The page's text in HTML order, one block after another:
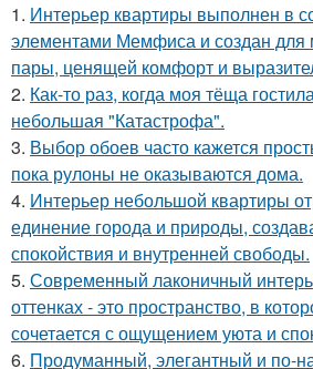
1. Интерьер квартиры выполнен в
элементами Мемфиса и создан для
пары, ценящей комфорт и
2. Как-то раз, когда моя тёща
небольшая "Катастрофа".
3. Выбор обоев часто кажется
пока рулоны не оказываются дома.
4. Интерьер небольшой квартиры
единение города и природы,
спокойствия и внутренней свободы.
5. Современный лаконичный
оттенках - это пространство, в
сочетается с ощущением уюта и
6. Продуманный, элегантный и по-